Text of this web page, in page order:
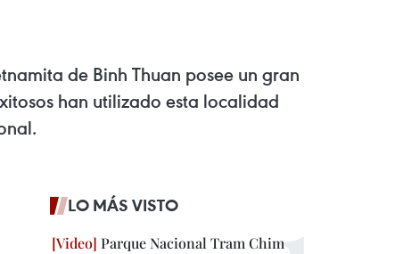
de Binh Thuan posee un gran
han utilizado esta localidad
LO MÁS VISTO
Parque Nacional Tram Chim